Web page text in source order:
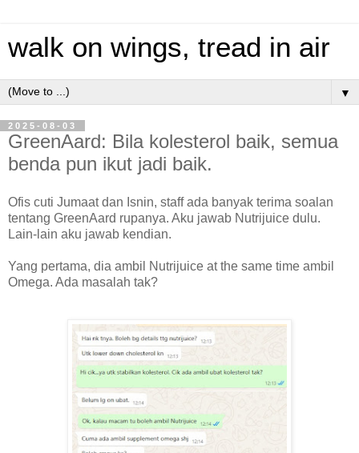
walk on wings, tread in air
▼
2025-08-03
GreenAard: Bila kolesterol baik, semua
benda pun ikut jadi baik.
Ofis cuti Jumaat dan Isnin, staff ada banyak terima soalan
tentang GreenAard rupanya. Aku jawab Nutrijuice dulu.
Lain-lain aku jawab kendian.
Yang pertama, dia ambil Nutrijuice at the same time ambil
Omega. Ada masalah tak?